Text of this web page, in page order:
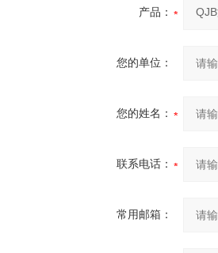
产品：
您的单位：
您的姓名：
联系电话：
常用邮箱：